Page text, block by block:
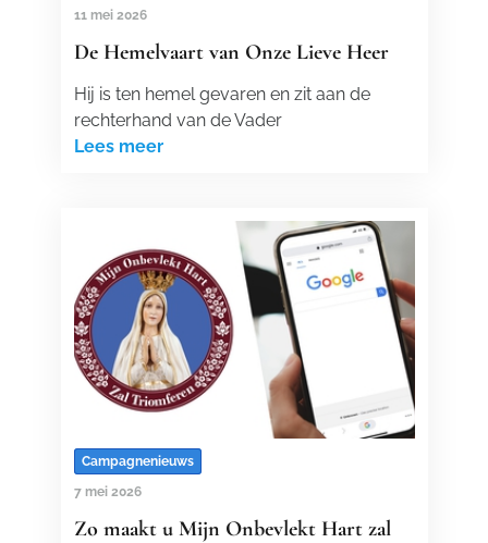
11 mei 2026
De Hemelvaart van Onze Lieve Heer
Hij is ten hemel gevaren en zit aan de
rechterhand van de Vader
Lees meer
Campagnenieuws
7 mei 2026
Zo maakt u Mijn Onbevlekt Hart zal